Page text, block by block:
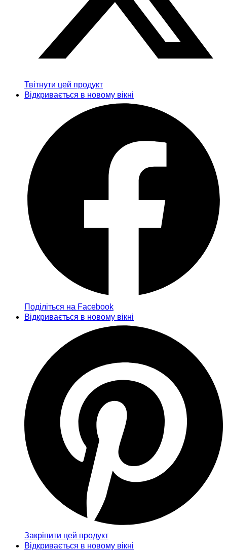
Твітнути цей продукт
Відкривається в новому вікні
Поділіться на Facebook
Відкривається в новому вікні
Закріпити цей продукт
Відкривається в новому вікні